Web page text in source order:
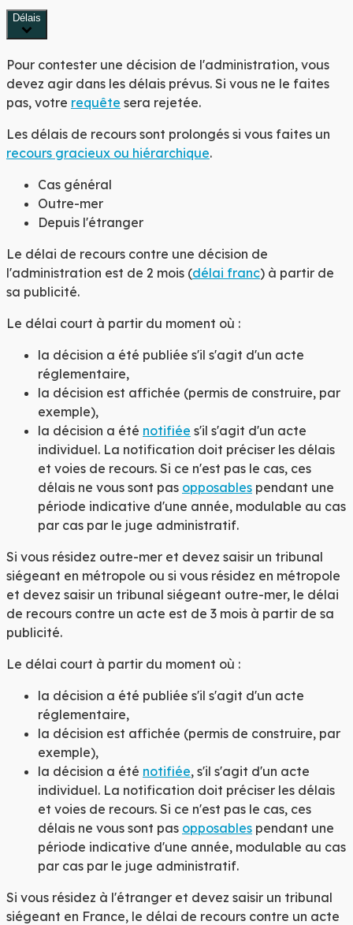
Délais
Pour contester une décision de l'administration, vous
devez agir dans les délais prévus. Si vous ne le faites
pas, votre requête sera rejetée.
Les délais de recours sont prolongés si vous faites un
recours gracieux ou hiérarchique.
Cas général
Outre-mer
Depuis l'étranger
Le délai de recours contre une décision de
l'administration est de 2 mois (délai franc) à partir de
sa publicité.
Le délai court à partir du moment où :
la décision a été publiée s'il s'agit d'un acte
réglementaire,
la décision est affichée (permis de construire, par
exemple),
la décision a été notifiée s'il s'agit d'un acte
individuel. La notification doit préciser les délais
et voies de recours. Si ce n'est pas le cas, ces
délais ne vous sont pas opposables pendant une
période indicative d'une année, modulable au cas
par cas par le juge administratif.
Si vous résidez outre-mer et devez saisir un tribunal
siégeant en métropole ou si vous résidez en métropole
et devez saisir un tribunal siégeant outre-mer, le délai
de recours contre un acte est de 3 mois à partir de sa
publicité.
Le délai court à partir du moment où :
la décision a été publiée s'il s'agit d'un acte
réglementaire,
la décision est affichée (permis de construire, par
exemple),
la décision a été notifiée, s'il s'agit d'un acte
individuel. La notification doit préciser les délais
et voies de recours. Si ce n'est pas le cas, ces
délais ne vous sont pas opposables pendant une
période indicative d'une année, modulable au cas
par cas par le juge administratif.
Si vous résidez à l'étranger et devez saisir un tribunal
siégeant en France, le délai de recours contre un acte